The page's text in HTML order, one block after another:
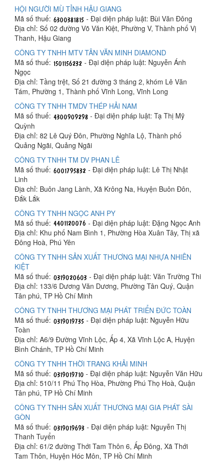
HỘI NGƯỜI MÙ TỈNH HẬU GIANG
Mã số thuế:
- Đại diện pháp luật: Bùi Văn Đông
Địa chỉ: Số 02 đường Võ Văn Kiệt, Phường V, Thành phố Vị
Thanh, Hậu Giang
CÔNG TY TNHH MTV TÂN VĂN MINH DIAMOND
Mã số thuế:
- Đại diện pháp luật: Nguyễn Ánh
Ngọc
Địa chỉ: Tầng trệt, Số 21 đường 3 tháng 2, khóm Lê Văn
Tám, Phường 1, Thành phố Vĩnh Long, Vĩnh Long
CÔNG TY TNHH TMDV THÉP HẢI NAM
Mã số thuế:
- Đại diện pháp luật: Tạ Thị Mỹ
Quỳnh
Địa chỉ: 82 Lê Quý Đôn, Phường Nghĩa Lộ, Thành phố
Quảng Ngãi, Quảng Ngãi
CÔNG TY TNHH TM DV PHAN LÊ
Mã số thuế:
- Đại diện pháp luật: Lê Thị Nhật
Linh
Địa chỉ: Buôn Jang Lành, Xã Krông Na, Huyện Buôn Đôn,
Đắk Lắk
CÔNG TY TNHH NGỌC ANH PY
Mã số thuế:
- Đại diện pháp luật: Đặng Ngọc Anh
Địa chỉ: Khu phố Nam Bình 1, Phường Hòa Xuân Tây, Thị xã
Đông Hoà, Phú Yên
CÔNG TY TNHH SẢN XUẤT THƯƠNG MẠI NHỰA NHIÊN
KIỆT
Mã số thuế:
- Đại diện pháp luật: Văn Trường Thi
Địa chỉ: 133/6 Dương Văn Dương, Phường Tân Quý, Quận
Tân phú, TP Hồ Chí Minh
CÔNG TY TNHH THƯƠNG MẠI PHÁT TRIỂN ĐỨC TOÀN
Mã số thuế:
- Đại diện pháp luật: Nguyễn Hữu
Toàn
Địa chỉ: A6/9 Đường Vĩnh Lộc, Ấp 4, Xã Vĩnh Lộc A, Huyện
Bình Chánh, TP Hồ Chí Minh
CÔNG TY TNHH THỜI TRANG KHẢI MINH
Mã số thuế:
- Đại diện pháp luật: Nguyễn Văn Hữu
Địa chỉ: 510/11 Phú Thọ Hòa, Phường Phú Thọ Hoà, Quận
Tân phú, TP Hồ Chí Minh
CÔNG TY TNHH SẢN XUẤT THƯƠNG MẠI GIA PHÁT SÀI
GÒN
Mã số thuế:
- Đại diện pháp luật: Nguyễn Thị
Thanh Tuyển
Địa chỉ: 61/2 đường Thới Tam Thôn 6, Ấp Đông, Xã Thới
Tam Thôn, Huyện Hóc Môn, TP Hồ Chí Minh